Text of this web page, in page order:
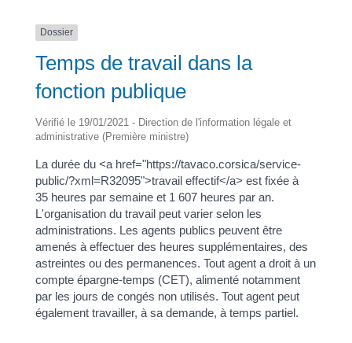
Dossier
Temps de travail dans la
fonction publique
Vérifié le 19/01/2021 - Direction de l'information légale et
administrative (Première ministre)
La durée du <a href="https://tavaco.corsica/service-
public/?xml=R32095">travail effectif</a> est fixée à
35 heures par semaine et 1 607 heures par an.
L'organisation du travail peut varier selon les
administrations. Les agents publics peuvent être
amenés à effectuer des heures supplémentaires, des
astreintes ou des permanences. Tout agent a droit à un
compte épargne-temps (CET), alimenté notamment
par les jours de congés non utilisés. Tout agent peut
également travailler, à sa demande, à temps partiel.